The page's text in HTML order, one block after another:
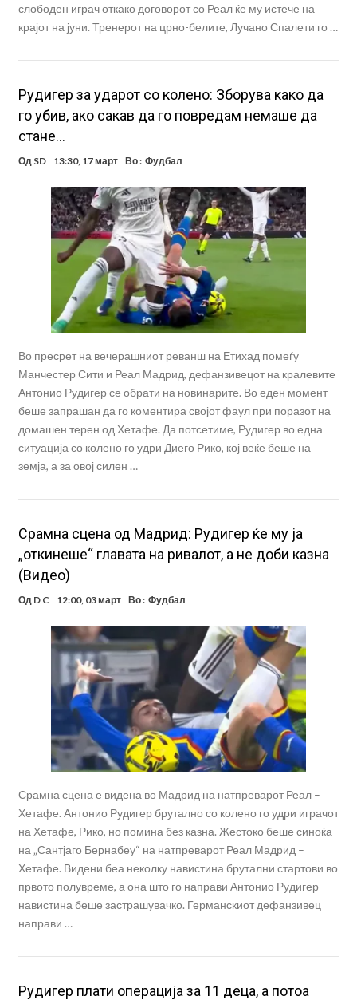
слободен играч откако договорот со Реал ќе му истече на
крајот на јуни. Тренерот на црно-белите, Лучано Спалети го …
Рудигер за ударот со колено: Зборува како да
го убив, ако сакав да го повредам немаше да
стане…
Од SD 13:30, 17 март Во : Фудбал
Во пресрет на вечерашниот реванш на Етихад помеѓу
Манчестер Сити и Реал Мадрид, дефанзивецот на кралевите
Антонио Рудигер се обрати на новинарите. Во еден момент
беше запрашан да го коментира својот фаул при поразот на
домашен терен од Хетафе. Да потсетиме, Рудигер во една
ситуација со колено го удри Диего Рико, кој веќе беше на
земја, а за овој силен …
Срамна сцена од Мадрид: Рудигер ќе му ја
„откинеше“ главата на ривалот, а не доби казна
(Видео)
Од D C 12:00, 03 март Во : Фудбал
Срамна сцена е видена во Мадрид на натпреварот Реал –
Хетафе. Антонио Рудигер брутално со колено го удри играчот
на Хетафе, Рико, но помина без казна. Жестоко беше синоќа
на „Сантјаго Бернабеу“ на натпреварот Реал Мадрид –
Хетафе. Видени беа неколку навистина брутални стартови во
првото полувреме, а она што го направи Антонио Рудигер
навистина беше застрашувачко. Германскиот дефанзивец
направи …
Рудигер плати операција за 11 деца, а потоа